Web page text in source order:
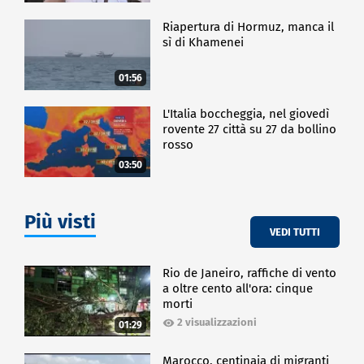
01:56
Riapertura di Hormuz, manca il
sì di Khamenei
03:50
L'Italia boccheggia, nel giovedì
rovente 27 città su 27 da bollino
rosso
Più visti VEDI TUTTI
01:29
Rio de Janeiro, raffiche di vento
a oltre cento all'ora: cinque
morti
2 visualizzazioni
Marocco, centinaia di migranti